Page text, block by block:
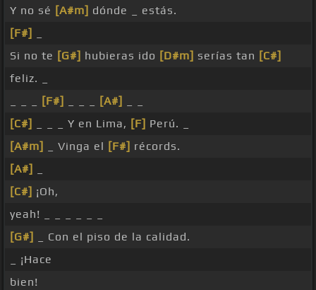
Y no sé [A#m] dónde _ estás.
[F#]
Si no te [G#] hubieras ido [D#m] serías tan [C#]
feliz. _
[F#] [A#]
[C#]
_ _ _ Y en Lima, [F] Perú. _
[A#m]
_ Vinga el [F#] récords.
[A#]
[C#] ¡Oh,
yeah! _ _ _ _ _ _
[G#]
_ Con el piso de la calidad.
_ ¡Hace
bien!